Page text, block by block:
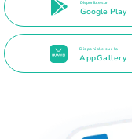
Disponible sur
Google Play
Disponible sur la
AppGallery